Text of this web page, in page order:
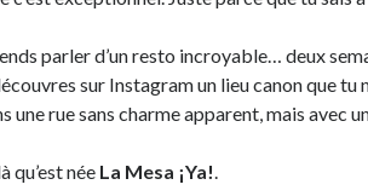
parler d’un resto incroyable… deux
sur Instagram un lieu canon que tu
une rue sans charme apparent, mais avec
qu’est née La Mesa ¡Ya!.